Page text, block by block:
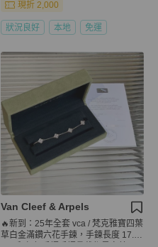
現折 2,000
狀況良好 本地 免運
Van Cleef & Arpels
🔥新到：25年全套 vca / 梵克雅寶四葉
草白金滿鑽六花手鍊，手鍊長度 17.5c